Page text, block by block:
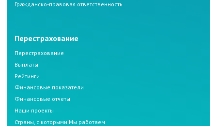
Гражданско-правовая ответственность
Перестрахование
Перестрахование
Выплаты
Рейтинги
Финансовые показатели
Финансовые отчеты
Наши проекты
Страны, с которыми Мы работаем